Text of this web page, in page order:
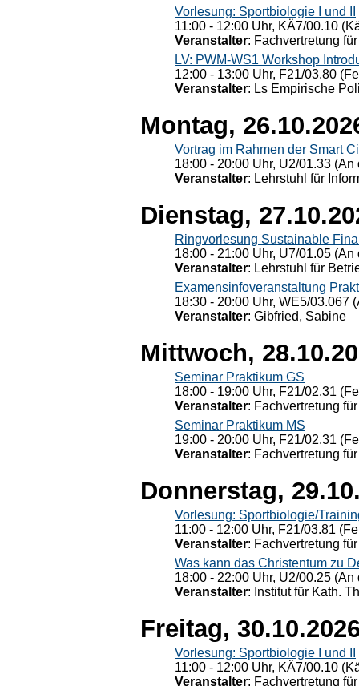
Vorlesung: Sportbiologie I und II
11:00 - 12:00 Uhr, KÄ7/00.10
Veranstalter: Fachvertretung
LV: PWM-WS1 Workshop
12:00 - 13:00 Uhr, F21/03.80
Veranstalter: Ls Empirische
Montag,
Vortrag im Rahmen der Smart
18:00 - 20:00 Uhr, U2/01.33
Veranstalter: Lehrstuhl für
Dienstag,
Ringvorlesung Sustainable
18:00 - 21:00 Uhr, U7/01.05
Veranstalter: Lehrstuhl für
Examensinfoveranstaltung
18:30 - 20:00 Uhr, WE5/03.067
Veranstalter: Gibfried, Sabine
Mittwoch,
Seminar Praktikum GS
18:00 - 19:00 Uhr, F21/02.31
Veranstalter: Fachvertretung
Seminar Praktikum MS
19:00 - 20:00 Uhr, F21/02.31
Veranstalter: Fachvertretung
Donnerstag,
Vorlesung: Sportbiologie/
11:00 - 12:00 Uhr, F21/03.81
Veranstalter: Fachvertretung
Was kann das Christentum zu
18:00 - 22:00 Uhr, U2/00.25
Veranstalter: Institut für Kath.
Freitag,
Vorlesung: Sportbiologie I und II
11:00 - 12:00 Uhr, KÄ7/00.10
Veranstalter: Fachvertretung